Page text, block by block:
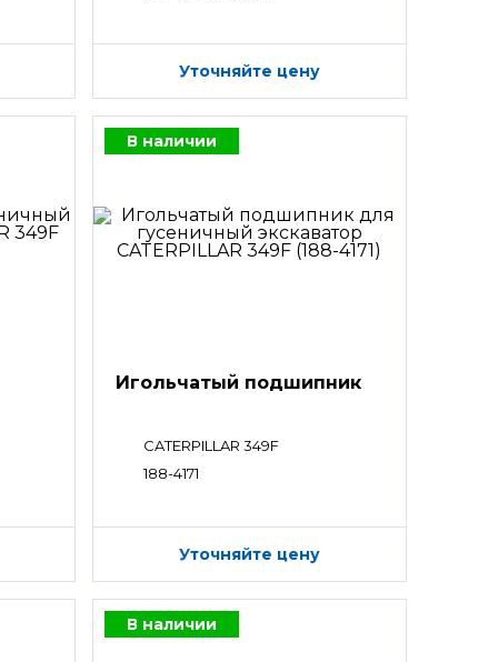
Уточняйте цену
В наличии
Игольчатый подшипник
CATERPILLAR 349F
188-4171
Уточняйте цену
В наличии